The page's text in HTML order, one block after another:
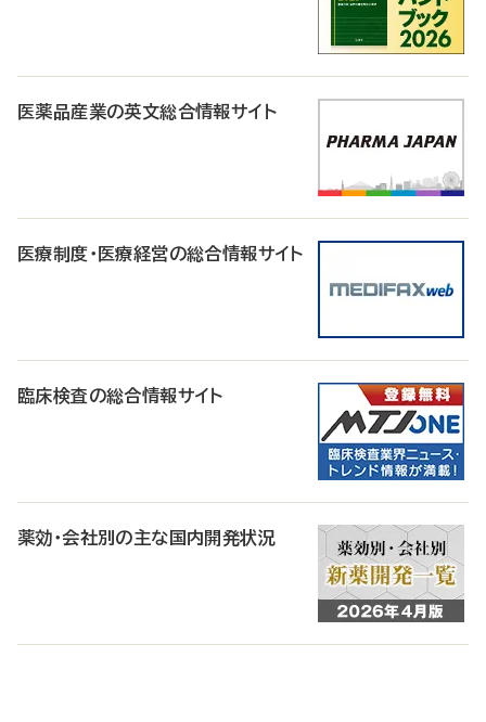
医薬品産業の英文総合情報サイト
医療制度・医療経営の総合情報サイト
臨床検査の総合情報サイト
薬効・会社別の主な国内開発状況